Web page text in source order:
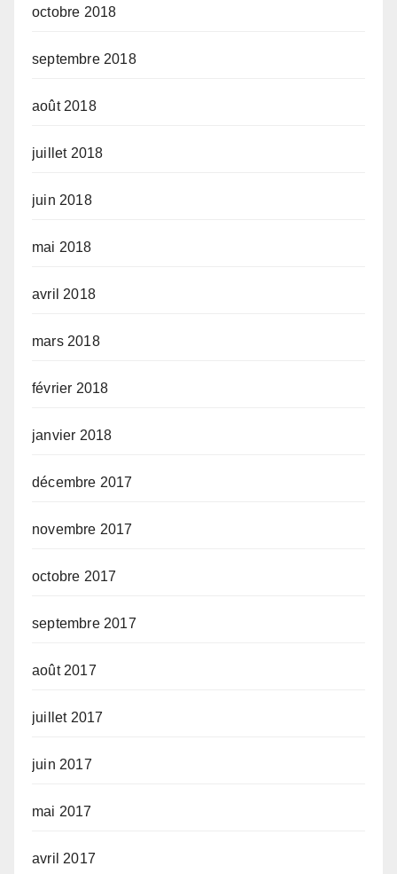
octobre 2018
septembre 2018
août 2018
juillet 2018
juin 2018
mai 2018
avril 2018
mars 2018
février 2018
janvier 2018
décembre 2017
novembre 2017
octobre 2017
septembre 2017
août 2017
juillet 2017
juin 2017
mai 2017
avril 2017